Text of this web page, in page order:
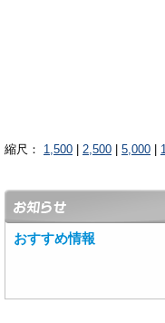
縮尺： 1,500 2,500 5,000
おすすめ情報